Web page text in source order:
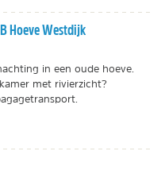
Hoeve Westdijk
in een oude hoeve.
met rivierzicht?